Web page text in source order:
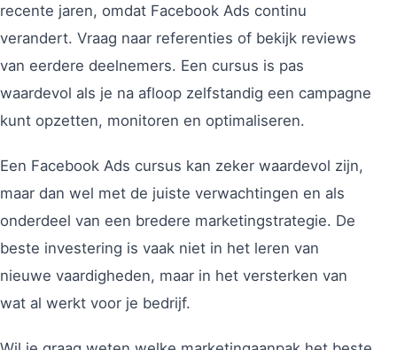
recente jaren, omdat Facebook Ads continu
verandert. Vraag naar referenties of bekijk reviews
van eerdere deelnemers. Een cursus is pas
waardevol als je na afloop zelfstandig een campagne
kunt opzetten, monitoren en optimaliseren.
Een Facebook Ads cursus kan zeker waardevol zijn,
maar dan wel met de juiste verwachtingen en als
onderdeel van een bredere marketingstrategie. De
beste investering is vaak niet in het leren van
nieuwe vaardigheden, maar in het versterken van
wat al werkt voor je bedrijf.